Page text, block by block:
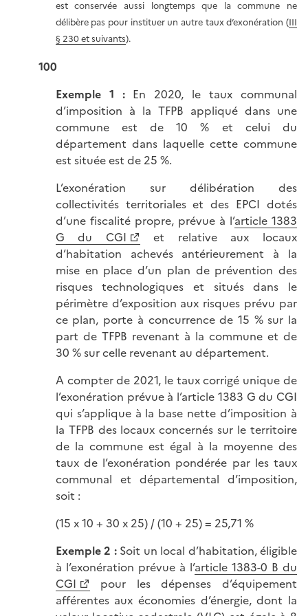
est conservée aussi longtemps que la commune ne
délibère pas pour instituer un autre taux d’exonération (III
§ 230 et suivants).
100
Exemple 1 :En 2020, le taux communal
d’imposition à la TFPB appliqué dans une
commune est de 10 % et celui du
département dans laquelle cette commune
est située est de 25 %.
L’exonération sur délibération des
collectivités territoriales et des EPCI dotés
d’une fiscalité propre, prévue à l’article 1383
G du CGI
et relative aux locaux
d’habitation achevés antérieurement à la
mise en place d’un plan de prévention des
risques technologiques et situés dans le
périmètre d’exposition aux risques prévu par
ce plan, porte à concurrence de 15 % sur la
part de TFPB revenant à la commune et de
30 % sur celle revenant au département.
A compter de 2021, le taux corrigé unique de
l’exonération prévue à l’article 1383 G du CGI
qui s’applique à la base nette d’imposition à
la TFPB des locaux concernés sur le territoire
de la commune est égal à la moyenne des
taux de l’exonération pondérée par les taux
communal et départemental d’imposition,
soit :
(15 x 10 + 30 x 25) / (10 + 25) = 25,71 %
Exemple 2 :Soit un local d’habitation, éligible
à l’exonération prévue à l’article 1383-0 B du
CGI
pour les dépenses d’équipement
afférentes aux économies d’énergie, dont la